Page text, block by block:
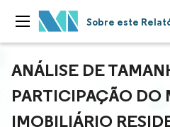
Sobre este
ANÁLISE DE
PARTICIPAÇÃO DO
IMOBILIÁRIO